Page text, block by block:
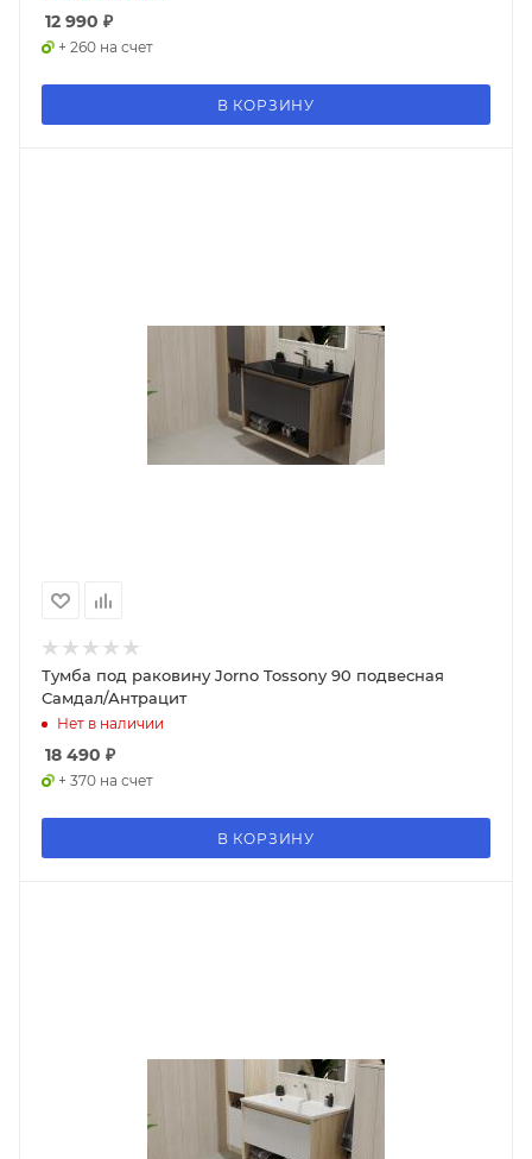
12 990 ₽
+ 260 на счет
В КОРЗИНУ
Тумба под раковину Jorno Tossony 90 подвесная
Самдал/Антрацит
Нет в наличии
18 490 ₽
+ 370 на счет
В КОРЗИНУ